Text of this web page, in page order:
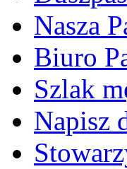
Nasza
Biuro
Szlak
Napisz